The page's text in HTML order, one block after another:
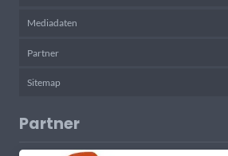
Mediadaten
Partner
Sitemap
Partner